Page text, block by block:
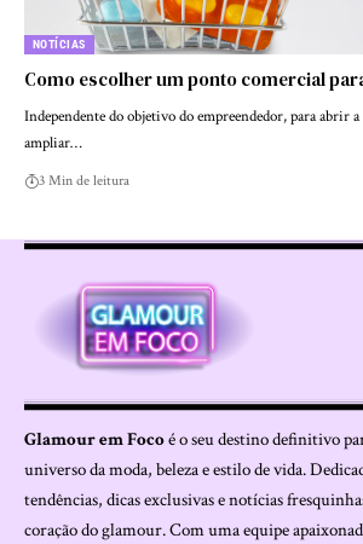
NOTÍCIAS
Como escolher um ponto comercial
Independente do objetivo do empreendedor, para abrir
ampliar…
3 Min de leitura
Glamour em Focoé o seu destino definitivo
universo da moda, beleza e estilo de vida.
tendências, dicas exclusivas e notícias
coração do glamour. Com uma equipe